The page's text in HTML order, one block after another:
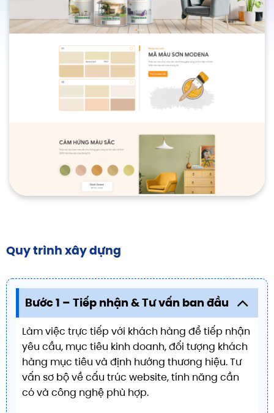
Quy trình xây dựng
Bước 1 – Tiếp nhận & Tư vấn ban đầu
Làm việc trực tiếp với khách hàng để tiếp nhận
yêu cầu, mục tiêu kinh doanh, đối tượng khách
hàng mục tiêu và định hướng thương hiệu. Tư
vấn sơ bộ về cấu trúc website, tính năng cần
có và công nghệ phù hợp.